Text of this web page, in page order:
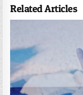
Related Articles